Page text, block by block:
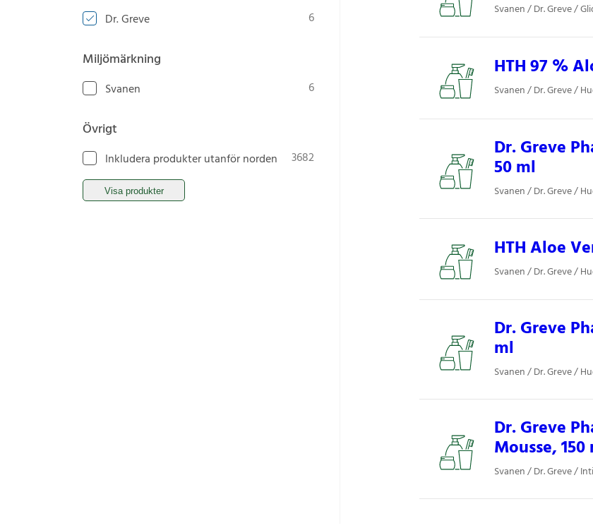
Svanen / Dr. Greve /
HTH 97 %
Svanen / Dr. Greve /
Dr. Greve
50 ml
Svanen / Dr. Greve /
HTH Aloe
Svanen / Dr. Greve /
Dr. Greve
ml
Svanen / Dr. Greve /
Dr. Greve
Mousse, 150
Svanen / Dr. Greve /
Dr. Greve 6
Miljömärkning
Svanen 6
Övrigt
Inkludera produkter utanför norden 3682
Visa produkter